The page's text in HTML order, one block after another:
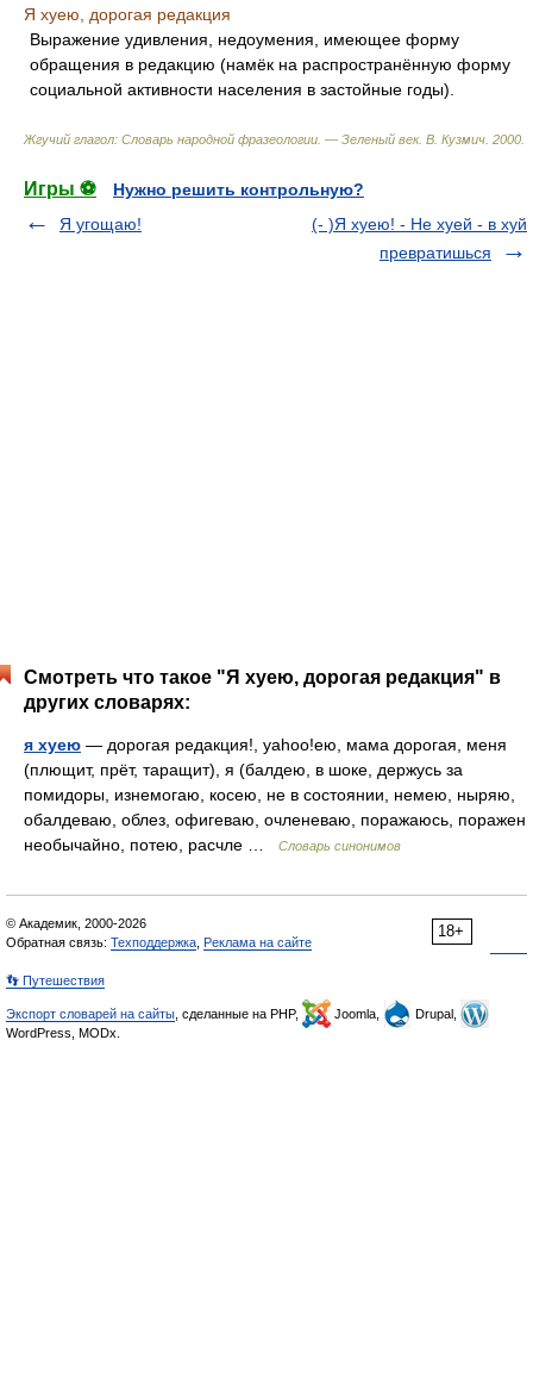
Я хуею, дорогая редакция
Выражение удивления, недоумения, имеющее форму
обращения в редакцию (намёк на распространённую форму
социальной активности населения в застойные годы).
Жгучий глагол: Словарь народной фразеологии. — Зеленый век. В. Кузмич 2000
Игры ⚽
Нужно решить контрольную?
Я угощаю!
(- )Я хуею! - Не хуей - в хуй
превратишься
Смотреть что такое "Я хуею, дорогая редакция" в
других словарях:
я хуею — дорогая редакция!, yahoo!ею, мама дорогая, меня
(плющит, прёт, таращит), я (балдею, в шоке, держусь за
помидоры, изнемогаю, косею, не в состоянии, немею, ныряю,
обалдеваю, облез, офигеваю, очленеваю, поражаюсь, поражен
необычайно, потею, расчле …
Словарь синонимов
18+
© Академик, 2000-2026
Обратная связь: Техподдержка Реклама на сайте
👣 Путешествия
Экспорт словарей на сайты , сделанные на PHP, Joomla,
Drupal,
WordPress, MODx.